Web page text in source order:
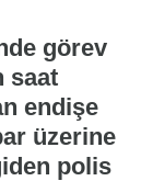
görev
saat
endişe
üzerine
polis